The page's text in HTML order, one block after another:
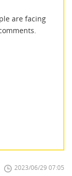
are facing
2023/06/29 07:05